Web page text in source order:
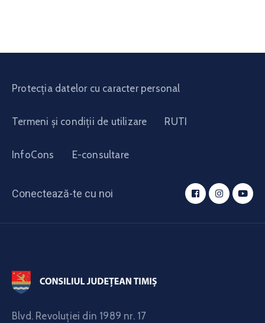
Protecția datelor cu caracter personal
Termeni și condiții de utilizare RUTI
InfoCons E-consultare
Conectează-te cu noi
Blvd. Revoluţiei din 1989 nr. 17